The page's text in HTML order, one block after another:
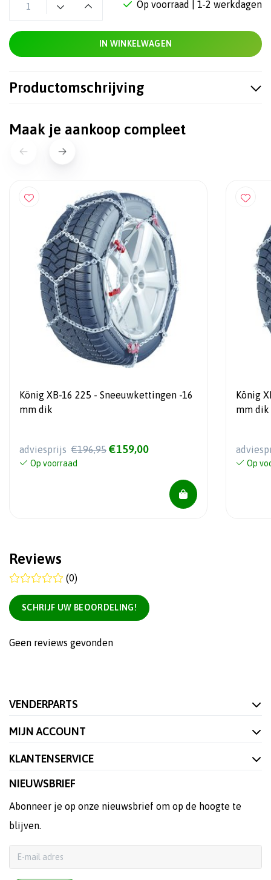
Op voorraad | 1-2 werkdagen
IN WINKELWAGEN
Productomschrijving
Maak je aankoop compleet
König XB-16 225 - Sneeuwkettingen -16
mm dik
adviesprijs €196,95 €159,00
Op voorraad
König
mm dik
Op
Reviews
(0)
SCHRIJF UW BEOORDELING!
Geen reviews gevonden
VENDERPARTS
MIJN ACCOUNT
KLANTENSERVICE
NIEUWSBRIEF
Abonneer je op onze nieuwsbrief om op de hoogte te
blijven.